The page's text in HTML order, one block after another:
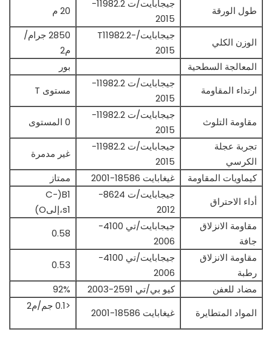
طول الورقة
جيجابايت/ت 11982.2-
2015
20 م
الوزن الكلي
جيجابايت/T11982.2-
2015
2850 جرام/
م2
المعالجة السطحية
بور
ارتداء المقاومة
جيجابايت/ت 11982.2-
2015
مستوى T
مقاومة التلوث
جيجابايت/ت 11982.2-
2015
0 المستوى
تجربة عجلة
الكرسي
جيجابايت/ت 11982.2-
2015
غير مدمرة
كيماويات المقاومة
غيغابايت 18586-2001
ممتاز
أداء الاحتراق
جيجابايت/ت 8624-
2012
B1(C-
s1،إلىO)
مقاومة الانزلاق
جافة
جيجابايت/تي 4100-
2006
0.58
مقاومة الانزلاق
رطبة
جيجابايت/تي 4100-
2006
0.53
مضاد للعفن
كيو بي/تي 2591-2003
92%
المواد المتطايرة
غيغابايت 18586-2001
<0.1 جم/م2